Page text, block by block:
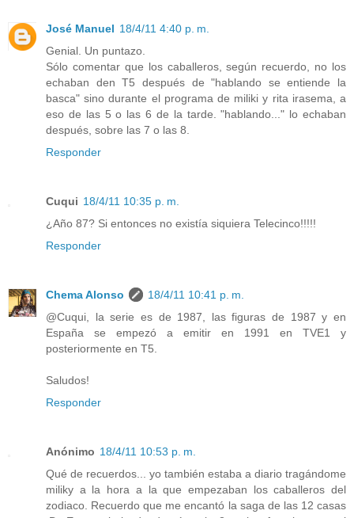
José Manuel 18/4/11 4:40 p. m.
Genial. Un puntazo.
Sólo comentar que los caballeros, según recuerdo, no los
echaban den T5 después de "hablando se entiende la
basca" sino durante el programa de miliki y rita irasema, a
eso de las 5 o las 6 de la tarde. "hablando..." lo echaban
después, sobre las 7 o las 8.
Responder
Cuqui 18/4/11 10:35 p. m.
¿Año 87? Si entonces no existía siquiera Telecinco!!!!!
Responder
Chema Alonso
18/4/11 10:41 p. m.
@Cuqui, la serie es de 1987, las figuras de 1987 y en
España se empezó a emitir en 1991 en TVE1 y
posteriormente en T5.
Saludos!
Responder
Anónimo 18/4/11 10:53 p. m.
Qué de recuerdos... yo también estaba a diario tragándome
miliky a la hora a la que empezaban los caballeros del
zodiaco. Recuerdo que me encantó la saga de las 12 casas